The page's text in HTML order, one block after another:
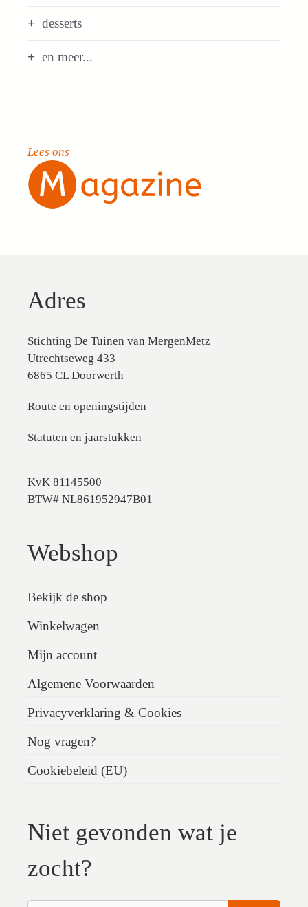
desserts
en meer...
Lees ons
Adres
Stichting De Tuinen van MergenMetz
Utrechtseweg 433
6865 CL Doorwerth
Route en openingstijden
Statuten en jaarstukken
KvK 81145500
BTW# NL861952947B01
Webshop
Bekijk de shop
Winkelwagen
Mijn account
Algemene Voorwaarden
Privacyverklaring & Cookies
Nog vragen?
Cookiebeleid (EU)
Niet gevonden wat je
zocht?